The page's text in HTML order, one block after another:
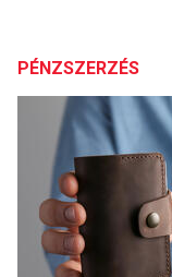
PÉNZSZERZÉS